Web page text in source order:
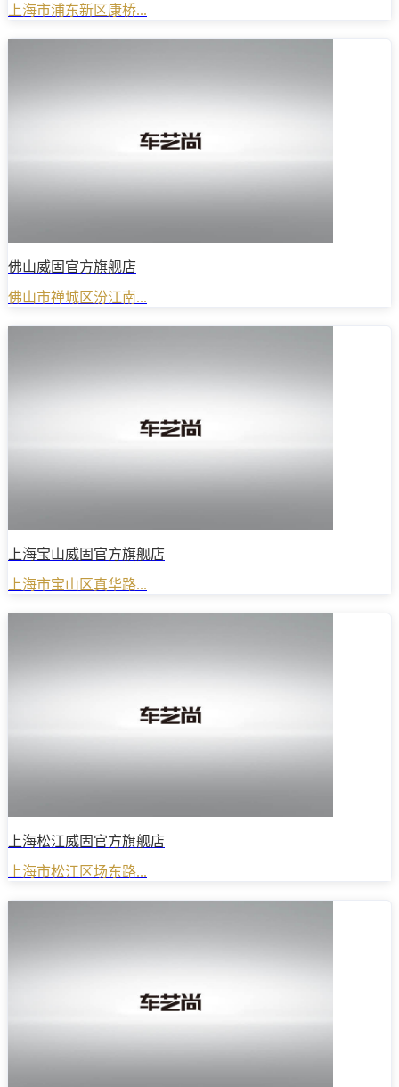
上海市浦东新区康桥...
佛山威固官方旗舰店
佛山市禅城区汾江南...
上海宝山威固官方旗舰店
上海市宝山区真华路...
上海松江威固官方旗舰店
上海市松江区场东路...